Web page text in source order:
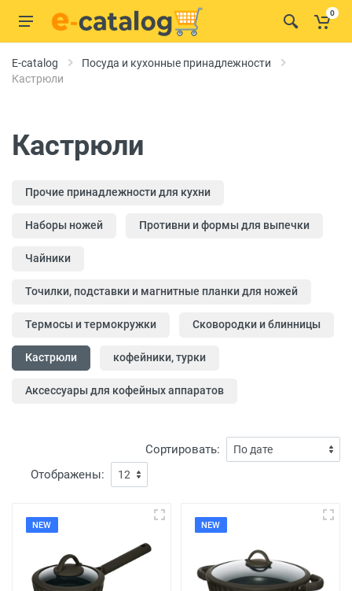
0
E-catalog
Посуда и кухонные принадлежности
Кастрюли
Кастрюли
Прочие принадлежности для кухни
Наборы ножей Противни и формы для выпечки
Чайники
Точилки, подставки и магнитные планки для ножей
Термосы и термокружки Сковородки и блинницы
Кастрюли кофейники, турки
Аксессуары для кофейных аппаратов
Сортировать:
Отображены:
NEW NEW